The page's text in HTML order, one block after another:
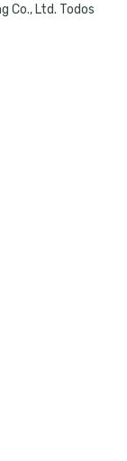
Co., Ltd. Todos